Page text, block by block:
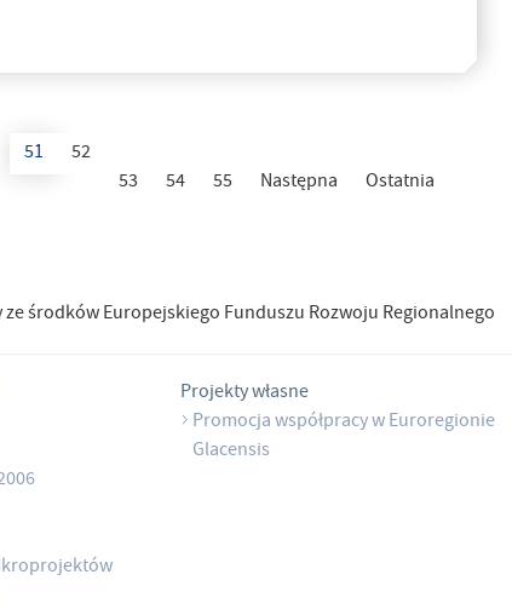
51
52
53
54 55 Następna Ostatnia
środków Europejskiego Funduszu Rozwoju Regionalnego
Projekty własne
Promocja współpracy w Euroregionie
Glacensis